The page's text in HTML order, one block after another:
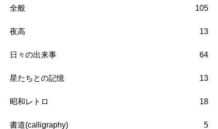
全般 105
夜高 13
日々の出来事 64
星たちとの記憶 13
昭和レトロ 18
書道(calligraphy) 5